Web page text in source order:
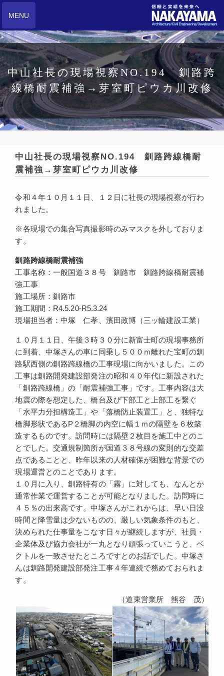
MENU
中山社長の現場視察NO.194 釧路跨
線橋耐震補強→芽室町ピウカ川改修
中山社長の現場視察NO.194 釧路跨線橋耐
震補強→芽室町ピウカ川改修
令和４年１０月１１日、１２日に社長の現場視察が行わ
れました。
※各現場での集合写真撮影時のみマスクを外しておりま
す。
釧路跨線橋耐震補強
工事名称：一般国道３８号 釧路市 釧路跨線橋耐震補
強工事
施工場所：釧路市
施工期間：R4.5.20-R5.3.24
現場担当者：中塚 仁孝、濱田政博（三ッ輪建設工業）
１０月１１日、午後３時３０分に新富士町の現場事務所
に到着、中塚さんの車に同乗し５００ｍ離れた宝町の釧
路駅西側の釧路跨線橋の工事現場に向かいました。この
工事は釧路開発建設部発注の昭和４０年代に新設された
「釧路跨線橋」の「耐震補強工事」です。工事内容は大
地震の際を想定した、橋台及び下部工と上部工を繋ぐ
「水平力分担構造工」や「落橋防止装置工」と、独特な
橋脚形状であるP２橋脚の内空に幅１ｍの隔壁を６枚築
造するものです。訪問時には隔壁２枚目を施工中とのこ
とでした。交通規制箇所が国道３８号線の変則的な交差
点であることと、昨年以来の人材確保が困難な背景での
現場運営とのことであります。
１０月に入り、釧路特有の「霧」に対しても、なんとか
通常作業で運営することが可能となりました。訪問時に
４５％の出来高です。中塚さんがこれからは、早い日没
時間と降雪量は少ないものの、厳しい気象条件のもと、
決められた仕事量をこなす日々が継続しますが、社員・
企業体及び協力会社が一丸となり頑張っていこうと、ベ
クトルを一致させたところですとのお話でした。中塚さ
んは釧路開発建設部発注工事４年連続で務めておられま
す。
（道東営業所 熊谷 茂）